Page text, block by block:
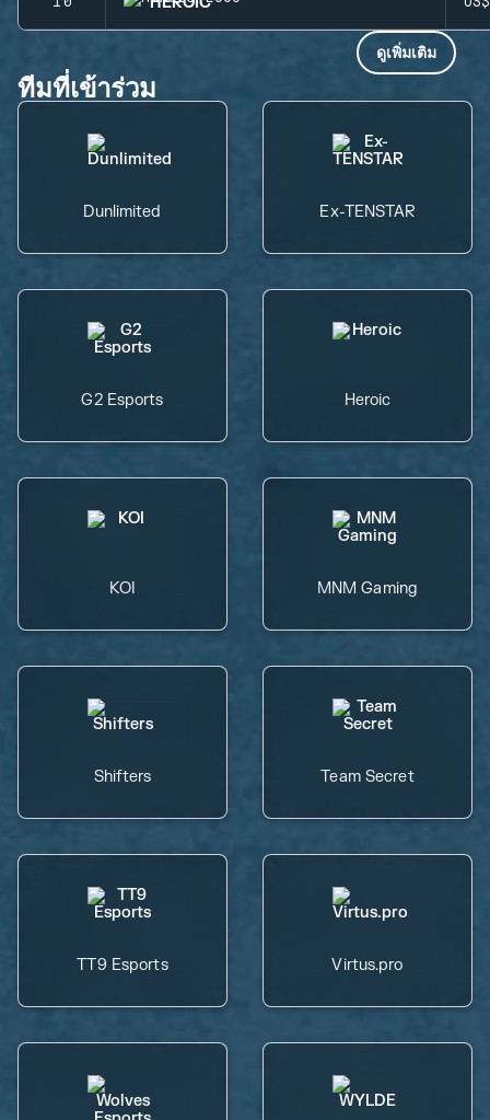
ดูเพิ่มเติม
ทีมที่เข้าร่วม
Dunlimited Ex-TENSTAR
G2 Esports Heroic
KOI MNM Gaming
Shifters Team Secret
TT9 Esports Virtus.pro